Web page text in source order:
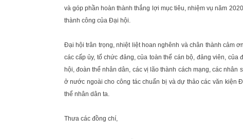
và góp phần hoàn thành thắng lợi mục tiêu, nhiệm vụ năm
thành công của Đại hội.
Đại hội trân trọng, nhiệt liệt hoan nghênh và chân thành cảm
các cấp ủy, tổ chức đảng, của toàn thể cán bộ, đảng viên,
hội, đoàn thể nhân dân, các vị lão thành cách mạng, các
ở nước ngoài cho công tác chuẩn bị và dự thảo các văn kiện
thể nhân dân ta.
Thưa các đồng chí,